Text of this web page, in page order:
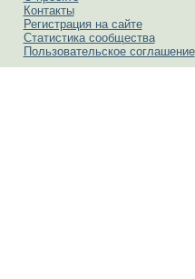
Контакты
Регистрация на сайте
Статистика сообщества
Пользовательское соглашение